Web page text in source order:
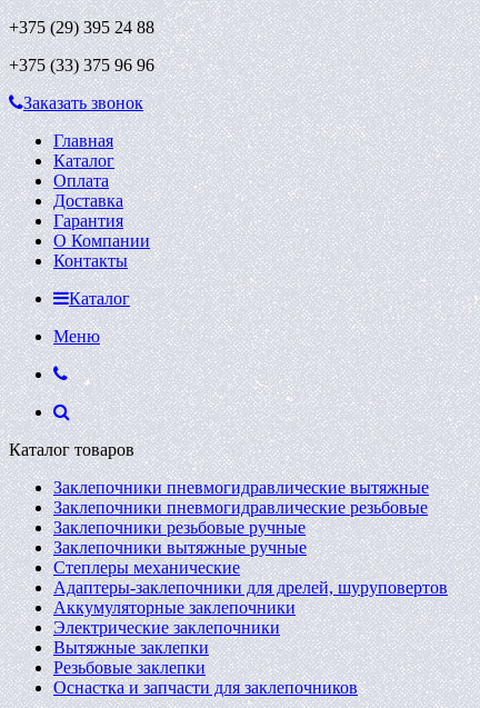
+375 (29)395 24 88
+375 (33)375 96 96
Заказать звонок
Главная
Каталог
Оплата
Доставка
Гарантия
О Компании
Контакты
Каталог
Меню
Каталог товаров
Заклепочники пневмогидравлические вытяжные
Заклепочники пневмогидравлические резьбовые
Заклепочники резьбовые ручные
Заклепочники вытяжные ручные
Степлеры механические
Адаптеры-заклепочники для дрелей, шуруповертов
Аккумуляторные заклепочники
Электрические заклепочники
Вытяжные заклепки
Резьбовые заклепки
Оснастка и запчасти для заклепочников